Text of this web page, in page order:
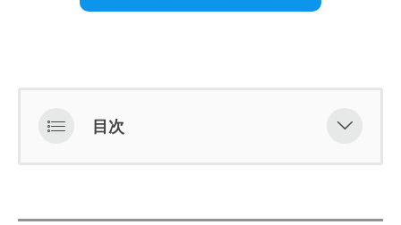
目次
オーガニックコスメとはどんなも